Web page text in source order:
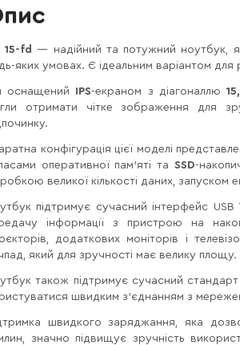
15-fd — надійний та потужний ноутбук,
яких умовах. Є ідеальним варіантом
оснащений IPS-екраном з діагоналлю
отримати чітке зображення для
конфігурація цієї моделі
оперативної пам'яті та SSD-
великої кількості даних, запуском
підтримує сучасний інтерфейс
інформації з пристрою на
додаткових моніторів і
який для зручності має велику площу.
також підтримує сучасний
швидким з'єднанням з
швидкого заряджання, яка
значно підвищує зручність